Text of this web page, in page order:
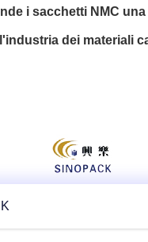
i sacchetti NMC
dei materiali